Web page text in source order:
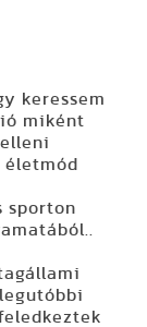
keressem
miként
életmód
sporton